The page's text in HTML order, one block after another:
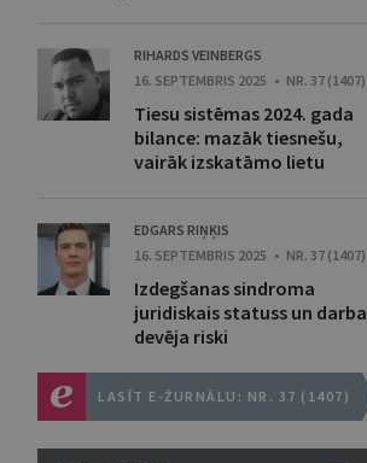
RIHARDS VEINBERGS
16. SEPTEMBRIS 2025 • NR. 37 (1407)
Tiesu sistēmas 2024. gada
bilance: mazāk tiesnešu,
vairāk izskatāmo lietu
EDGARS RIŅĶIS
16. SEPTEMBRIS 2025 • NR. 37 (1407)
Izdegšanas sindroma
juridiskais statuss un darba
devēja riski
LASĪT E-ŽURNĀLU: NR. 37 (1407)